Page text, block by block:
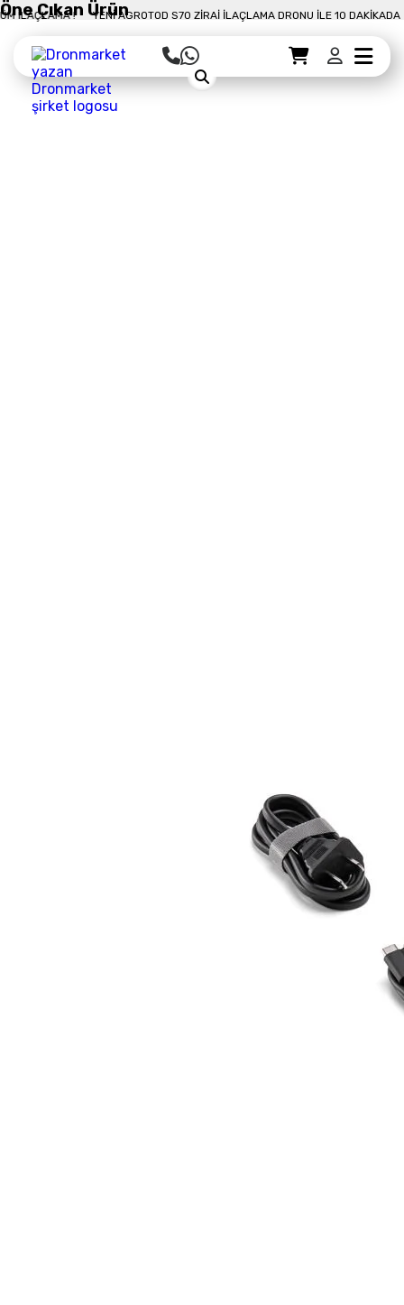
10 DAKIKADA 50 DÖNÜM İLAÇLAMA ! YENI AGROTOD S70 ZIRAI İLAÇLAMA
Sepet
Sepet Detayı Ödemeye Geç
Öne Çıkan Ürün